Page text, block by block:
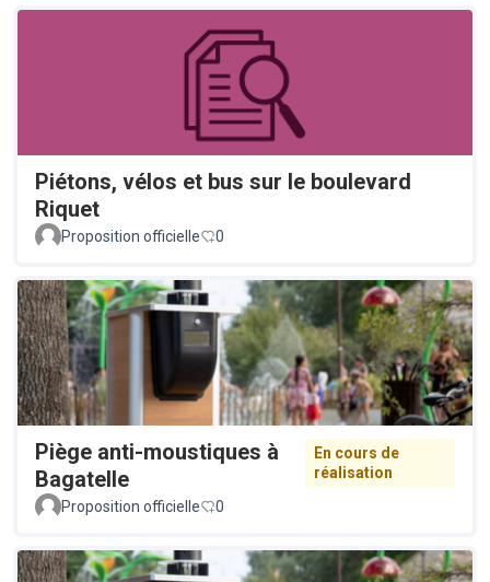
Piétons, vélos et bus sur le boulevard
Riquet
Proposition officielle 0
Piège anti-moustiques à
Bagatelle
En cours de
réalisation
Proposition officielle
0